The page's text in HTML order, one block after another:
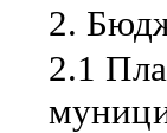
2.
2.1